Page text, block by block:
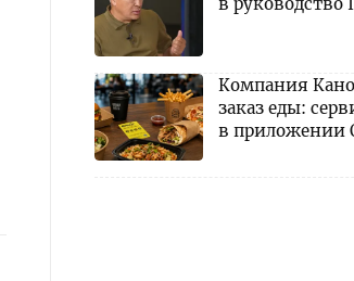
Компания
заказ еды:
в приложении